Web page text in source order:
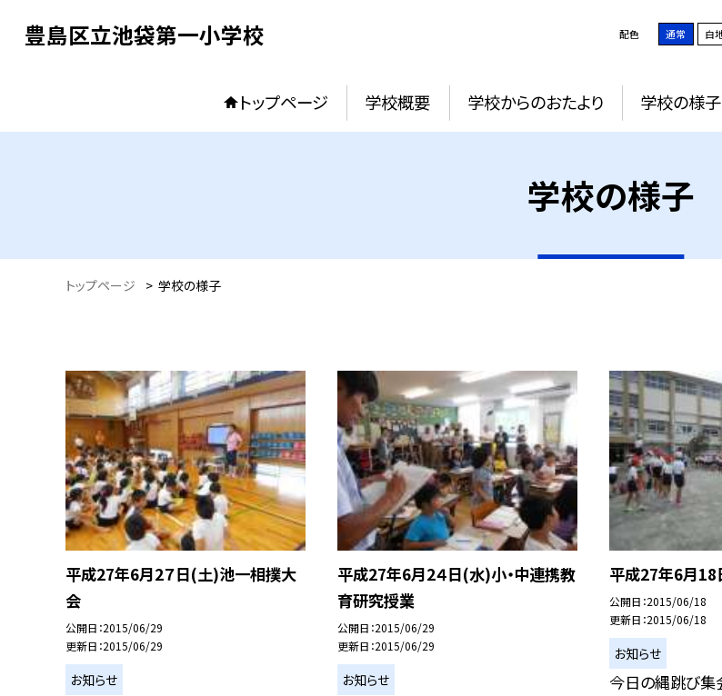
豊島区立池袋第一小学校 配色 通常 白
トップページ 学校概要 学校からのおたより 学校の様子
学校の様子
トップページ > 学校の様子
平成27年6月2７日(土)池一相撲大
会
公開日 2015/06/29
更新日 2015/06/29
お知らせ
平成27年6月2４日(水)小・中連携教
育研究授業
公開日 2015/06/29
更新日 2015/06/29
お知らせ
平成27年6月
公開日 2015/06/18
更新日 2015/06/18
お知らせ
今日の縄跳び集